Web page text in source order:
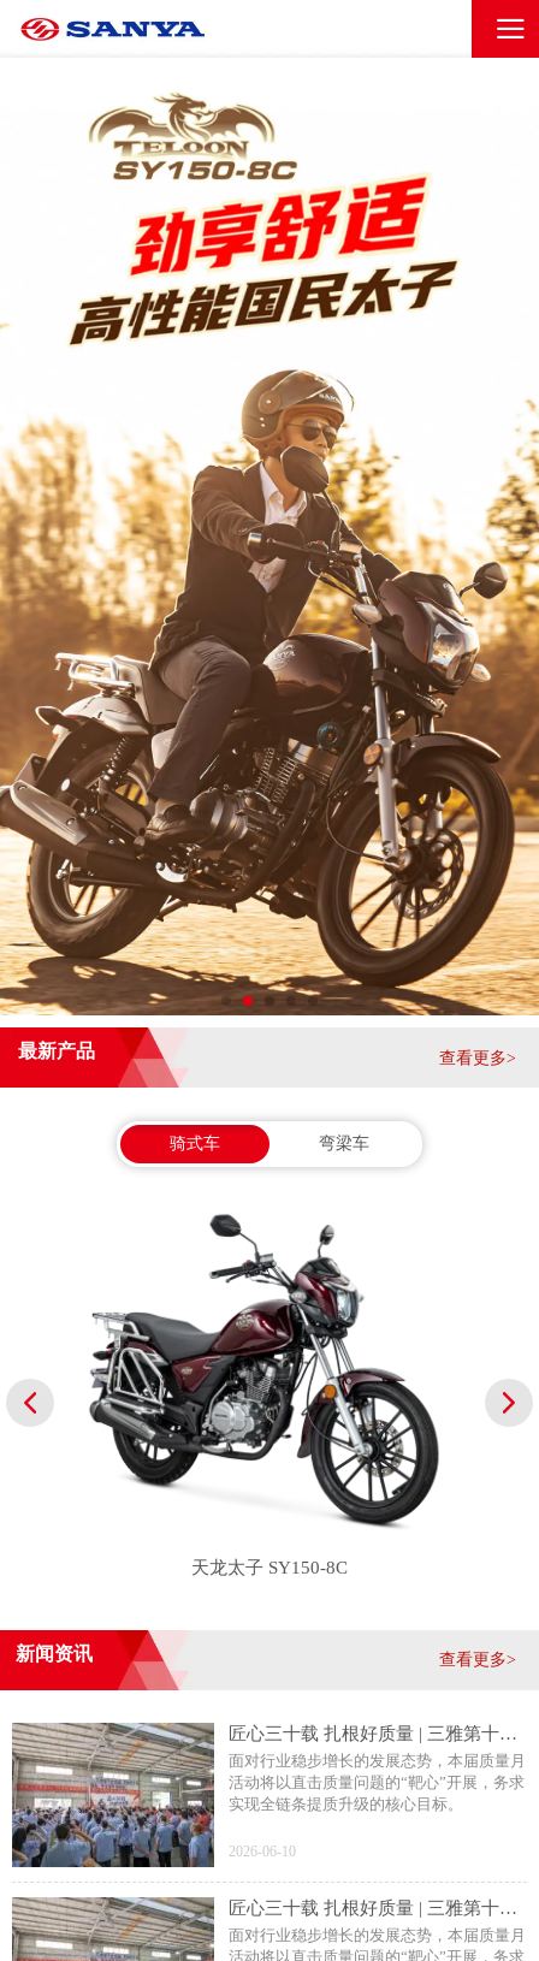
查看更多>
最新产品
骑式车 弯梁车
天龙太子 SY150-8C
查看更多>
新闻资讯
匠心三十载 扎根好质量 | 三雅第十五届质量月活动正式启动
面对行业稳步增长的发展态势，本届质量月
活动将以直击质量问题的“靶心”开展，务求
实现全链条提质升级的核心目标。
2026-06-10
匠心三十载 扎根好质量 | 三雅第十五届质量月活动正式启动
面对行业稳步增长的发展态势，本届质量月
活动将以直击质量问题的“靶心”开展，务求